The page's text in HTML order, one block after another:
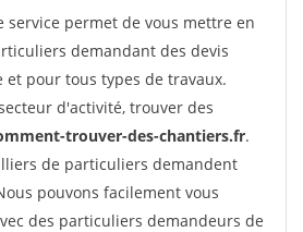
service permet de vous mettre en
demandant des devis
et pour tous types de travaux.
d'activité, trouver des
trouver-des-chantiers.fr.
de particuliers demandent
pouvons facilement vous
des particuliers demandeurs de